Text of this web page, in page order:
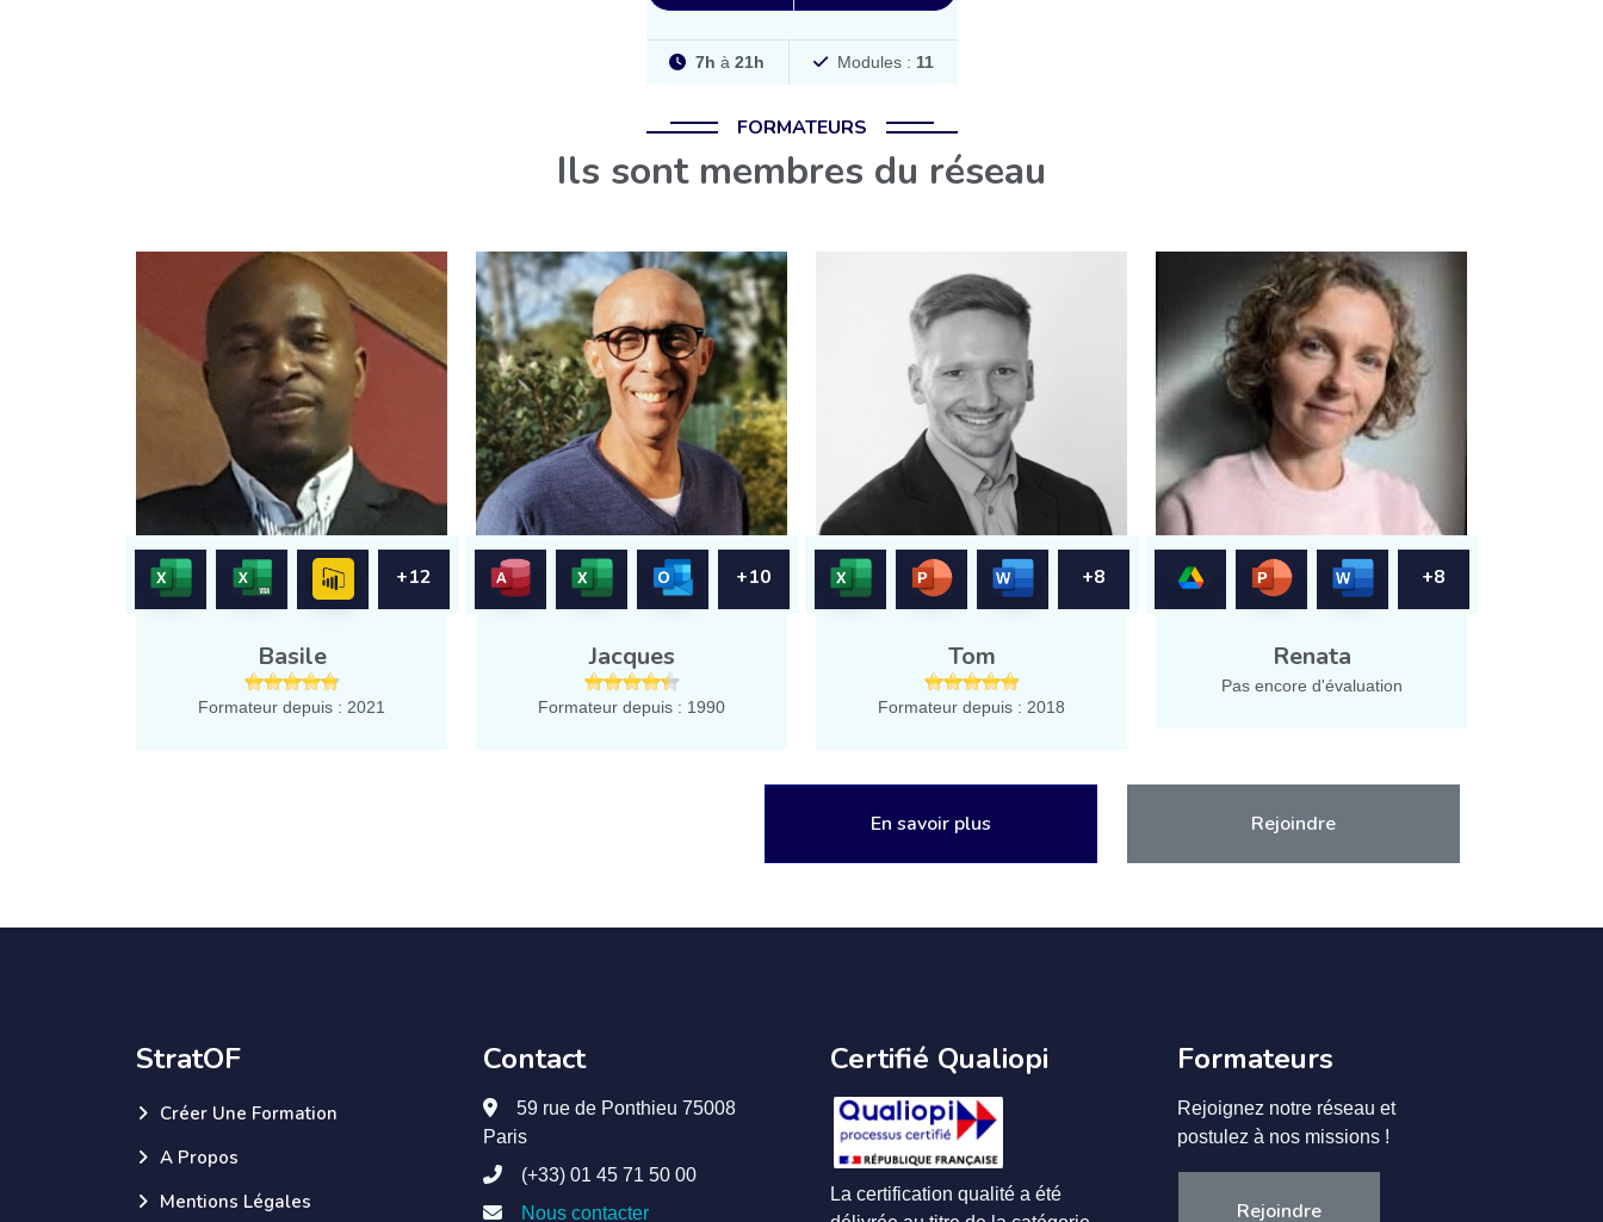
7h à21h Modules : 11
FORMATEURS
Ils sont membres du réseau
+12
Basile
Formateur depuis : 2021
+10
Jacques
Formateur depuis : 1990
+8
Tom
Formateur depuis : 2018
+8
Renata
Pas encore d'évaluation
En savoir plus Rejoindre
StratOF
Créer Une Formation
A Propos
Mentions Légales
Contact
59 rue de Ponthieu 75008
Paris
(+33) 01 45 71 50 00
Nous contacter
Certifié Qualiopi
La certification qualité a été
Formateurs
Rejoignez notre réseau et
postulez à nos missions !
Rejoindre